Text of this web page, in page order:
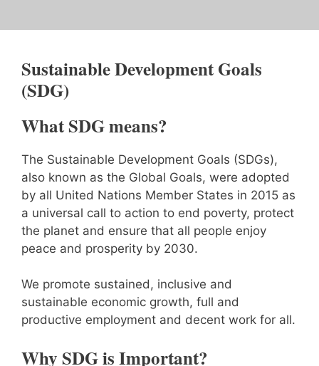
Sustainable Development Goals
(SDG)
What SDG means?
The Sustainable Development Goals (SDGs),
also known as the Global Goals, were adopted
by all United Nations Member States in 2015 as
a universal call to action to end poverty, protect
the planet and ensure that all people enjoy
peace and prosperity by 2030.
We promote sustained, inclusive and
sustainable economic growth, full and
productive employment and decent work for all.
Why SDG is Important?